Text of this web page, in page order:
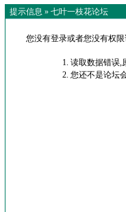
提示信息 » 七叶一枝花论坛
您没有登录或者您没有权
读取数据错误,
您还不是论坛